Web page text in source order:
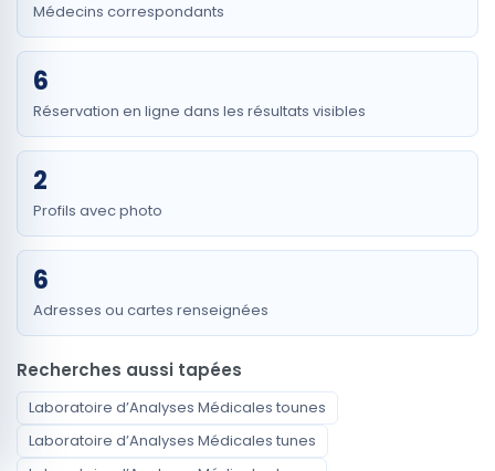
Médecins correspondants
6
Réservation en ligne dans les résultats visibles
2
Profils avec photo
6
Adresses ou cartes renseignées
Recherches aussi tapées
Laboratoire d’Analyses Médicales tounes
Laboratoire d’Analyses Médicales tunes